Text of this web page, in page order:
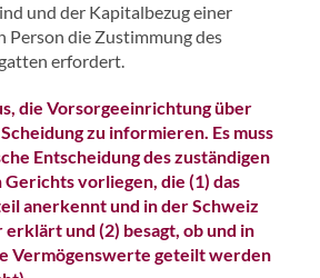
und der Kapitalbezug einer
Person die Zustimmung des
erfordert.
die Vorsorgeeinrichtung über
zu informieren. Es muss
Entscheidung des zuständigen
vorliegen, die (1) das
anerkennt und in der Schweiz
und (2) besagt, ob und in
Vermögenswerte geteilt werden